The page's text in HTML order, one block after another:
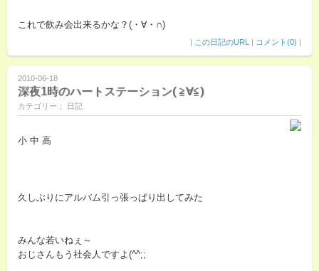
これで飲み会出来るかな？(・∀・∩)
| この日記のURL | コメント(0) |
2010-06-18
深夜1時のハートステーション( ≧∀≦)
カテゴリー： 日記
小 中 高
久しぶりにアルバム引っ張っぱり出してみた
みんな若いねぇ～
おじさんもう社会人ですよ(^^;;